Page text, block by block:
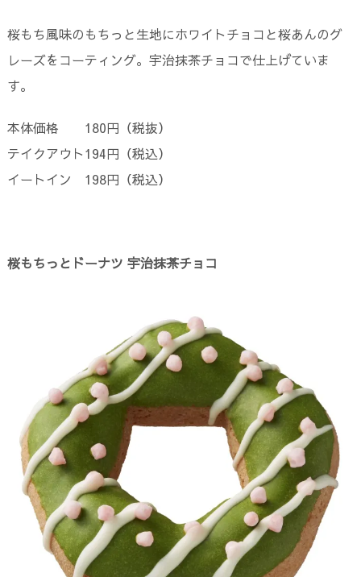
桜もち風味のもちっと生地にホワイトチョコと桜あんのグ
レーズをコーティング。宇治抹茶チョコで仕上げていま
す。
本体価格 180円（税抜）
テイクアウト194円（税込）
イートイン 198円（税込）
桜もちっとドーナツ 宇治抹茶チョコ